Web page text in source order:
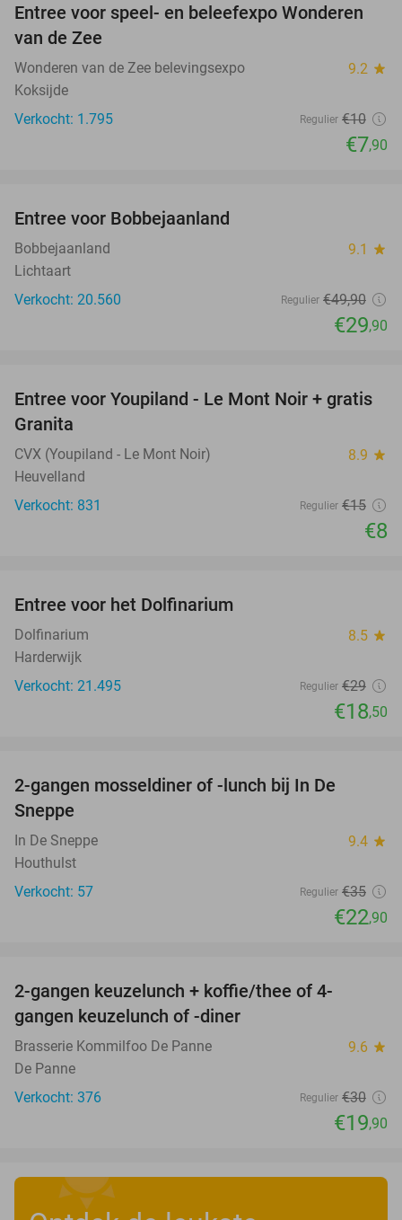
21%
Entree voor speel- en beleefexpo Wonderen
van de Zee
Wonderen van de Zee belevingsexpo 9.2 star
Koksijde
Verkocht: 1.795
Regulier €10
€7,90
Entree voor Bobbejaanland
Bobbejaanland 9.1 star
Lichtaart
Verkocht: 20.560
Regulier €49,90
€29,90
47%
Entree voor Youpiland - Le Mont Noir + gratis
Granita
CVX (Youpiland - Le Mont Noir) 8.9 star
Heuvelland
Verkocht: 831
Regulier €15
€8
Entree voor het Dolfinarium
Dolfinarium 8.5 star
Harderwijk
Verkocht: 21.495
Regulier €29
€18,50
2-gangen mosseldiner of -lunch bij In De
Sneppe
In De Sneppe 9.4 star
Houthulst
Verkocht: 57
Regulier €35
€22,90
2-gangen keuzelunch + koffie/thee of 4-
gangen keuzelunch of -diner
Brasserie Kommilfoo De Panne 9.6 star
De Panne
Verkocht: 376
Regulier €30
€19,90